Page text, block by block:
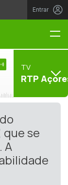
Entrar
TV
RTP
que se
A